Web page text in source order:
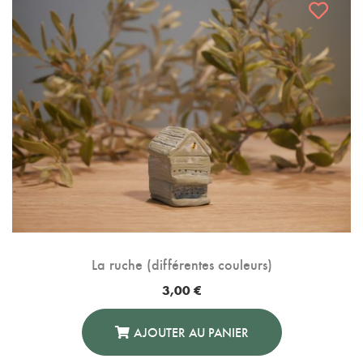
La ruche (différentes couleurs)
3,00€
AJOUTER AU PANIER